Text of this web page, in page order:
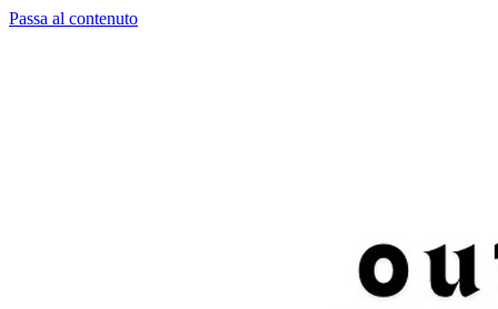
Passa al contenuto